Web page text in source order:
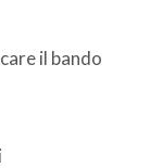
il bando